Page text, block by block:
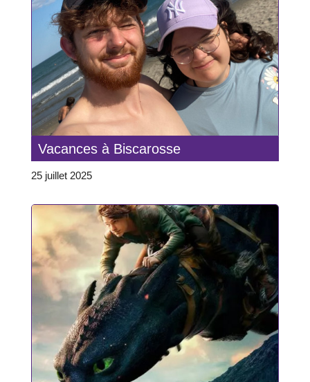
Vacances à Biscarosse
25 juillet 2025